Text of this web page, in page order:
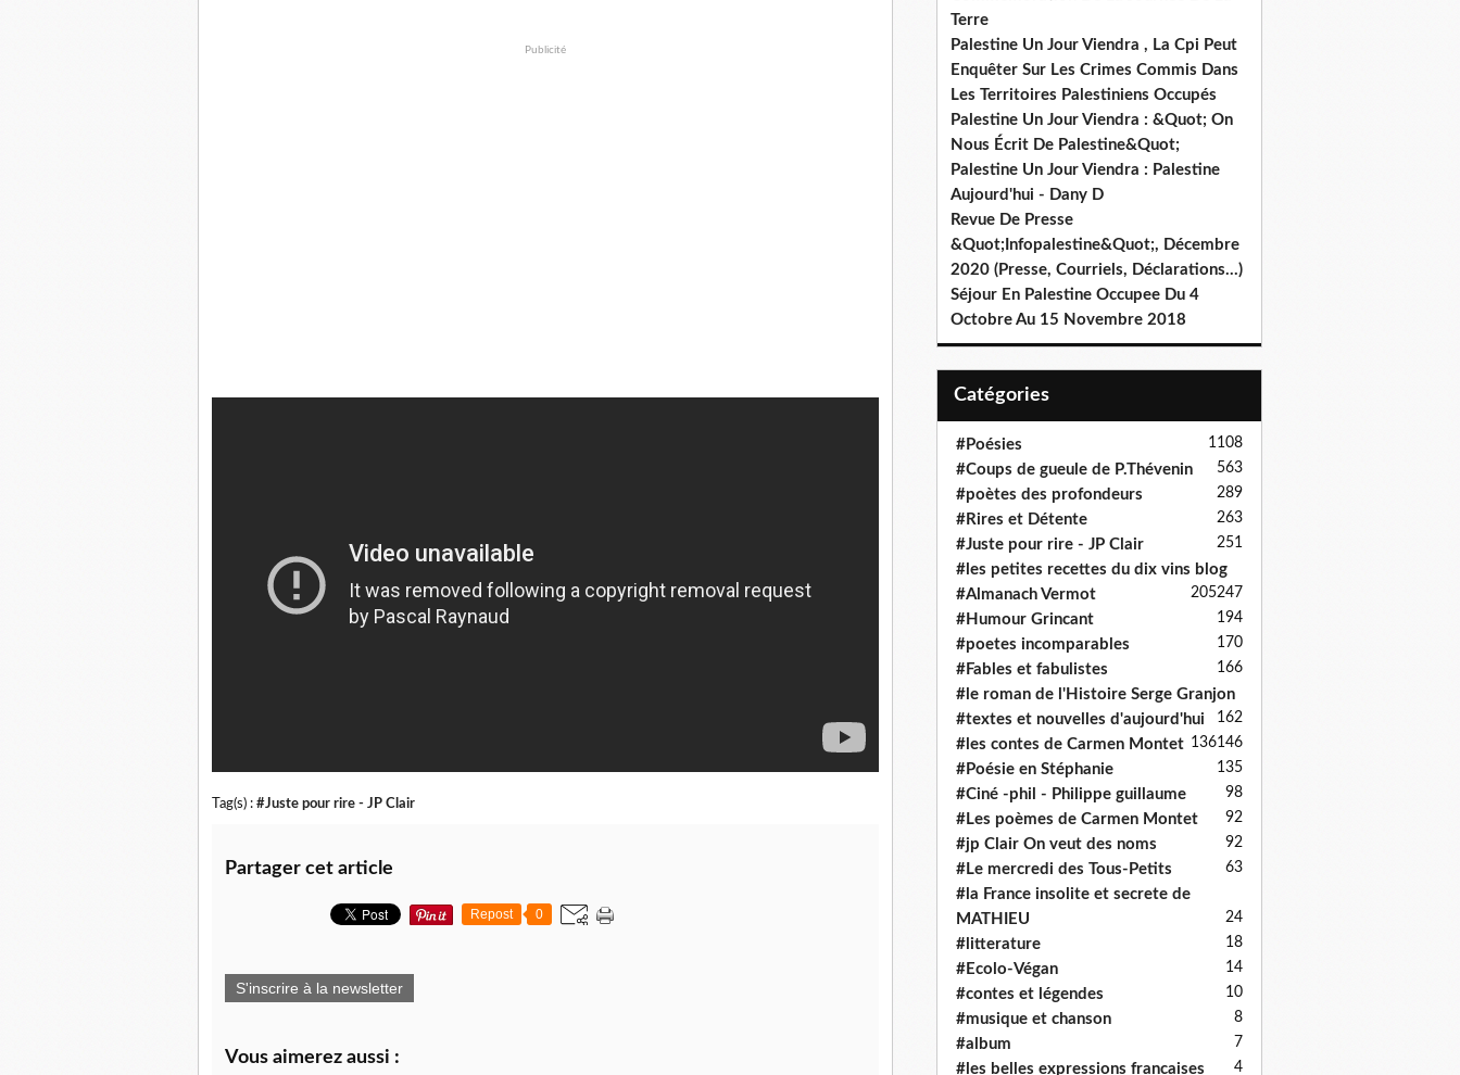
Publicité
Tag(s) : #Juste pour rire - JP Clair
Partager cet article
Repost 0
S'inscrire à la newsletter
Vous aimerez aussi :
Terre
Palestine Un Jour Viendra , La Cpi Peut
Enquêter Sur Les Crimes Commis Dans
Les Territoires Palestiniens Occupés
Palestine Un Jour Viendra : &Quot; On
Nous Écrit De Palestine&Quot;
Palestine Un Jour Viendra : Palestine
Aujourd'hui - Dany D
Revue De Presse
&Quot;Infopalestine&Quot;, Décembre
2020 (Presse, Courriels, Déclarations…)
Séjour En Palestine Occupee Du 4
Octobre Au 15 Novembre 2018
Catégories
#Poésies 1108
#Coups de gueule de P.Thévenin 563
#poètes des profondeurs 289
#Rires et Détente 263
#Juste pour rire - JP Clair 251
#les petites recettes du dix vins blog
247
#Almanach Vermot 205
#Humour Grincant 194
#poetes incomparables 170
#Fables et fabulistes 166
#le roman de l'Histoire Serge Granjon
162
#textes et nouvelles d'aujourd'hui
146
#les contes de Carmen Montet 136
#Poésie en Stéphanie 135
#Ciné -phil - Philippe guillaume 98
#Les poèmes de Carmen Montet 92
#jp Clair On veut des noms 92
#Le mercredi des Tous-Petits 63
#la France insolite et secrete de
MATHIEU
24
#litterature 18
#Ecolo-Végan 14
#contes et légendes 10
#musique et chanson 8
#album 7
#les belles expressions francaises 4